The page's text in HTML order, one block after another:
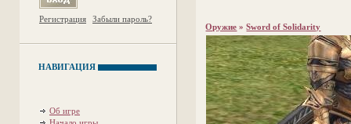
Регистрация Забыли пароль?
НАВИГАЦИЯ
Об игре
Оружие »Sword of Solidarity